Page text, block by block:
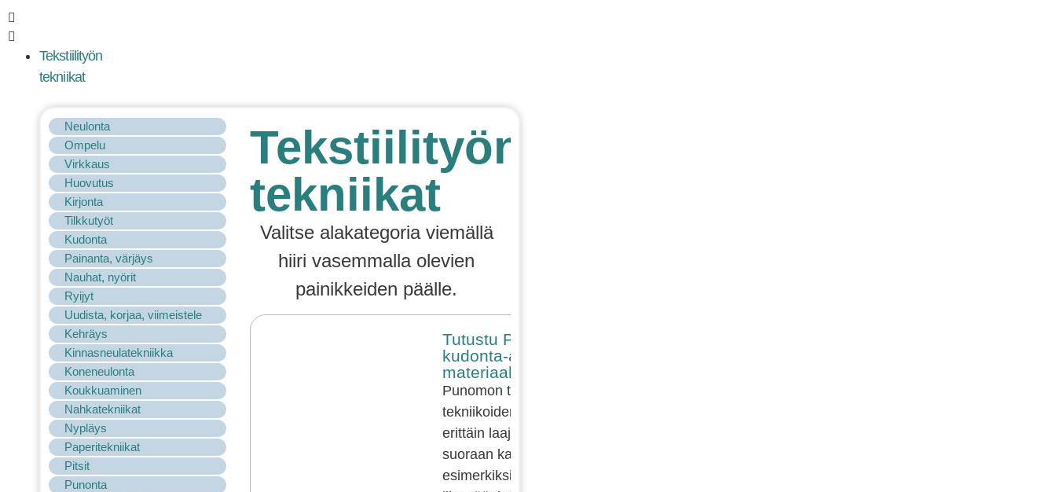
Tekstiilityön
tekniikat
Neulonta
Ompelu
Virkkaus
Huovutus
Kirjonta
Tilkkutyöt
Kudonta
Painanta, värjäys
Nauhat, nyörit
Ryijyt
Uudista, korjaa, viimeistele
Kehräys
Kinnasneulatekniikka
Koneneulonta
Koukkuaminen
Nahkatekniikat
Nypläys
Paperitekniikat
Pitsit
Punonta
Tekstiilityön
tekniikat
Valitse alakategoria viemällä
hiiri vasemmalla olevien
painikkeiden päälle.
Tutustu Punomon
kudonta-aiheisiin
materiaaleihin!
Punomon tekstiilityön
tekniikoiden kattaus on
erittäin laaja. Siirry tästä
suoraan katselemaan
esimerkiksi kutomiseen